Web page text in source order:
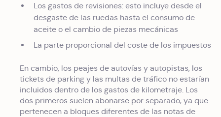
Los gastos de revisiones: esto incluye desde el
desgaste de las ruedas hasta el consumo de
aceite o el cambio de piezas mecánicas
La parte proporcional del coste de los impuestos
En cambio, los peajes de autovías y autopistas, los
tickets de parking y las multas de tráfico no estarían
incluidos dentro de los gastos de kilometraje. Los
dos primeros suelen abonarse por separado, ya que
pertenecen a bloques diferentes de las notas de